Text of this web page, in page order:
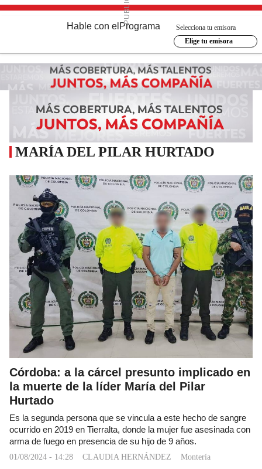
Hable con el Programa
Selecciona tu emisora
Elige tu emisora
MARÍA DEL PILAR HURTADO
Córdoba: a la cárcel presunto implicado en
la muerte de la líder María del Pilar
Hurtado
Es la segunda persona que se vincula a este hecho de sangre
ocurrido en 2019 en Tierralta, donde la mujer fue asesinada con
arma de fuego en presencia de su hijo de 9 años.
01/08/2024 - 14:28 CLAUDIA HERNÁNDEZ Montería